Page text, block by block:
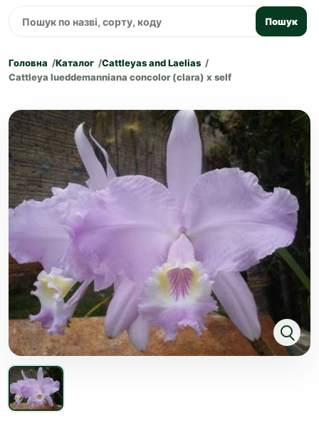
Пошук
Головна Каталог
Cattleyas and Laelias
Cattleya lueddemanniana concolor (clara) x self